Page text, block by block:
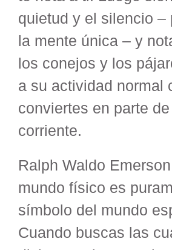
quietud y el silencio –
la mente única – y
los conejos y los
a su actividad normal
conviertes en parte
corriente.
Ralph Waldo
mundo físico es
símbolo del mundo
Cuando buscas las